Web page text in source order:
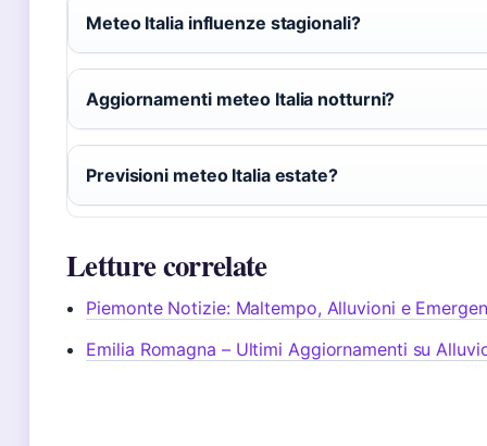
Meteo Italia influenze stagionali?
Aggiornamenti meteo Italia notturni?
Previsioni meteo Italia estate?
Letture correlate
Piemonte Notizie: Maltempo, Alluvioni e
Emilia Romagna – Ultimi Aggiornamenti su